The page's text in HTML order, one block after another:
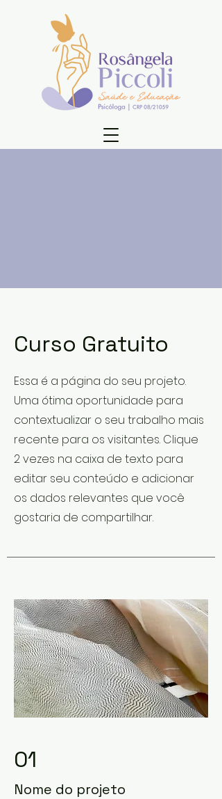
Curso Gratuito
Essa é a página do seu projeto.
Uma ótima oportunidade para
contextualizar o seu trabalho mais
recente para os visitantes. Clique
2 vezes na caixa de texto para
editar seu conteúdo e adicionar
os dados relevantes que você
gostaria de compartilhar.
01
Nome do projeto